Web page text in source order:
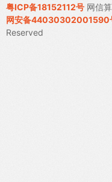
粤ICP备18152112号 网信
网安备44030302001590
Reserved